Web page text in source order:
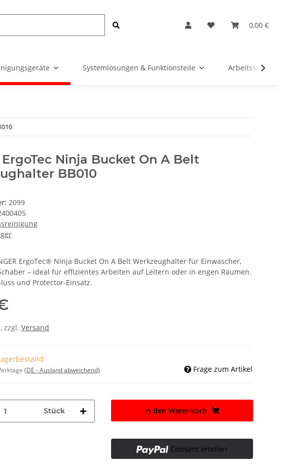
0,00 €
Systemlösungen & Funktionsteile Arbeitsschutz &
ErgoTec Ninja Bucket On A Belt
BB010
2099
ErgoTec® Ninja Bucket On A Belt Werkzeughalter für Einwascher,
– ideal für effizientes Arbeiten auf Leitern oder in engen Räumen.
und Protector-Einsatz.
zzgl. Versand
(DE - Ausland abweichend) Frage zum Artikel
Stück In den Warenkorb
Consent erteilen